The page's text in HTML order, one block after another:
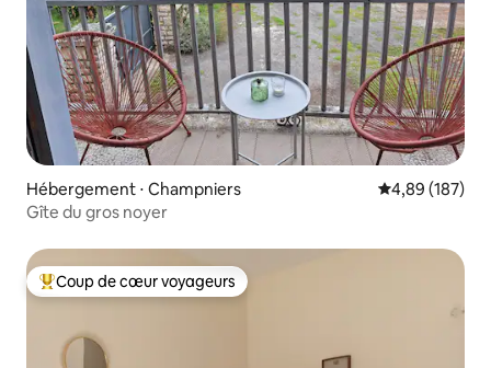
Hébergement ⋅ Champniers Évaluation
4,89 (187)
Gîte du gros noyer
Coups de cœur voyageurs les plus appréciés
Coup de cœur voyageurs